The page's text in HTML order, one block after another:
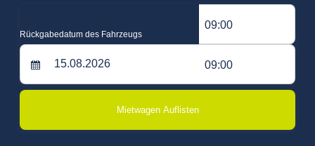
Rückgabedatum des Fahrzeugs
09:00
09:00
Mietwagen Auflisten